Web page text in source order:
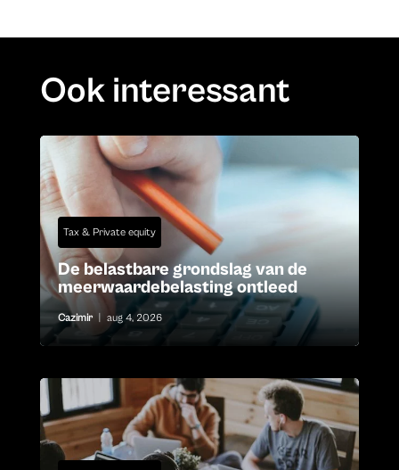
Ook interessant
Tax & Private equity
De belastbare grondslag van de
meerwaardebelasting ontleed
Cazimir aug 4, 2026